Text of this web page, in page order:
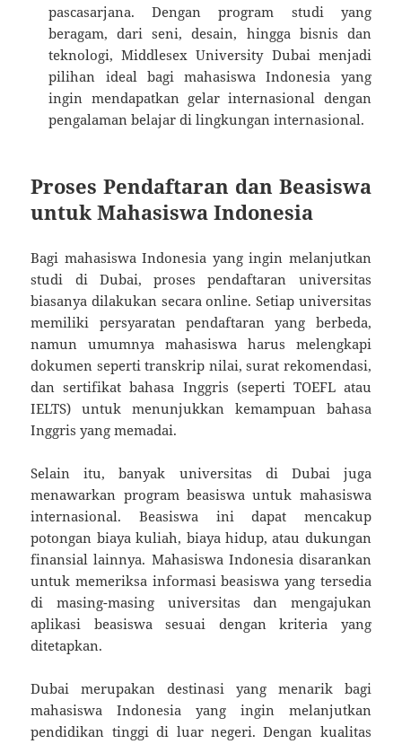
pascasarjana. Dengan program studi yang
beragam, dari seni, desain, hingga bisnis dan
teknologi, Middlesex University Dubai menjadi
pilihan ideal bagi mahasiswa Indonesia yang
ingin mendapatkan gelar internasional dengan
pengalaman belajar di lingkungan internasional.
Proses Pendaftaran dan Beasiswa
untuk Mahasiswa Indonesia
Bagi mahasiswa Indonesia yang ingin melanjutkan
studi di Dubai, proses pendaftaran universitas
biasanya dilakukan secara online. Setiap universitas
memiliki persyaratan pendaftaran yang berbeda,
namun umumnya mahasiswa harus melengkapi
dokumen seperti transkrip nilai, surat rekomendasi,
dan sertifikat bahasa Inggris (seperti TOEFL atau
IELTS) untuk menunjukkan kemampuan bahasa
Inggris yang memadai.
Selain itu, banyak universitas di Dubai juga
menawarkan program beasiswa untuk mahasiswa
internasional. Beasiswa ini dapat mencakup
potongan biaya kuliah, biaya hidup, atau dukungan
finansial lainnya. Mahasiswa Indonesia disarankan
untuk memeriksa informasi beasiswa yang tersedia
di masing-masing universitas dan mengajukan
aplikasi beasiswa sesuai dengan kriteria yang
ditetapkan.
Dubai merupakan destinasi yang menarik bagi
mahasiswa Indonesia yang ingin melanjutkan
pendidikan tinggi di luar negeri. Dengan kualitas